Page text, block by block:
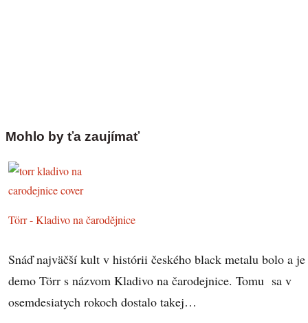
Mohlo by ťa zaujímať
Törr - Kladivo na čarodějnice
Snáď najväčší kult v histórii českého black metalu bolo a je
demo Törr s názvom Kladivo na čarodejnice. Tomu sa v
osemdesiatych rokoch dostalo takej…